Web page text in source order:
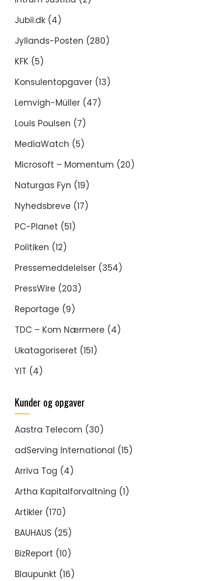
Jubii.dk (4)
Jyllands-Posten (280)
KFK (5)
Konsulentopgaver (13)
Lemvigh-Müller (47)
Louis Poulsen (7)
MediaWatch (5)
Microsoft – Momentum (20)
Naturgas Fyn (19)
Nyhedsbreve (17)
PC-Planet (51)
Politiken (12)
Pressemeddelelser (354)
PressWire (203)
Reportage (9)
TDC – Kom Nærmere (4)
Ukatagoriseret (151)
YIT (4)
Kunder og opgaver
Aastra Telecom (30)
adServing International (15)
Arriva Tog (4)
Artha Kapitalforvaltning (1)
Artikler (170)
BAUHAUS (25)
BizReport (10)
Blaupunkt (16)